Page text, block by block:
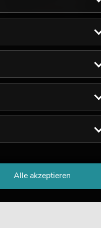
Outdoor Moving-
Outdoor Moving-Heads
Einsatz im Freien. Sie
Air-Konzerten,
Jetzt lesen
Alle akzeptieren